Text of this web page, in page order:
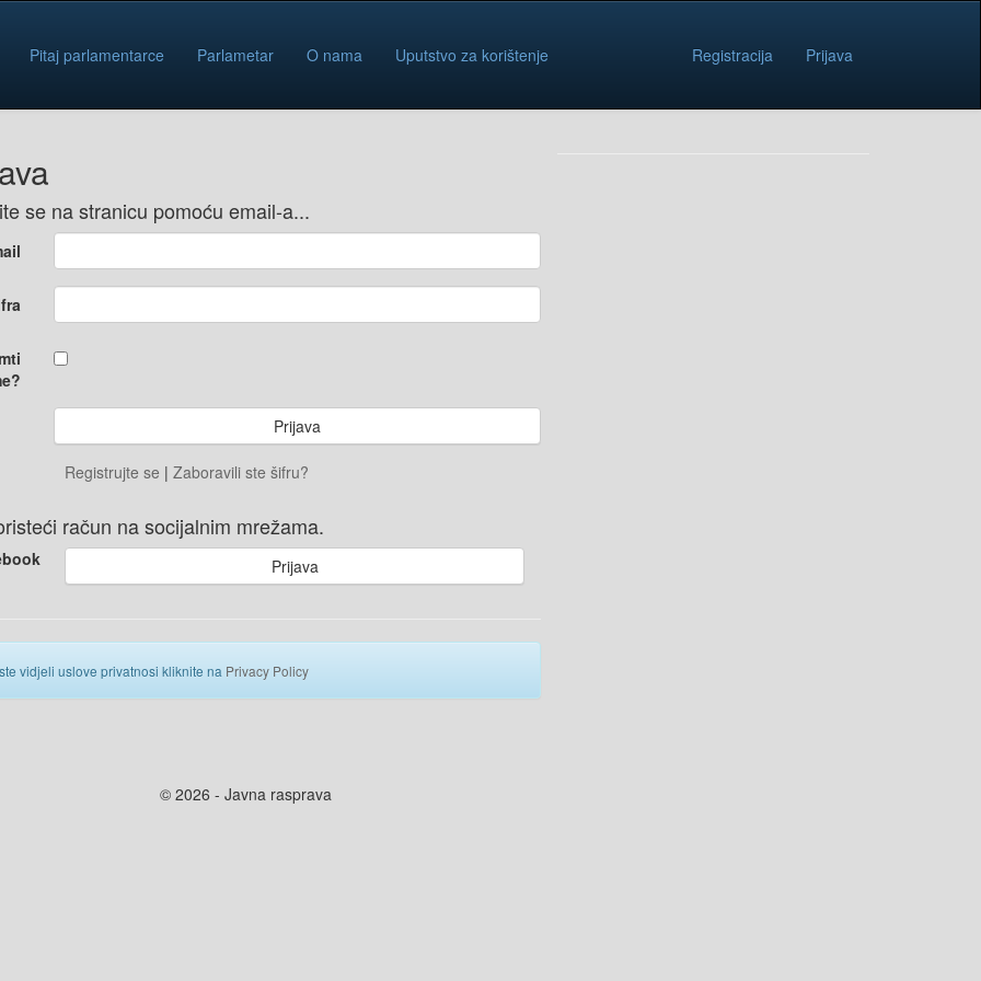
Pitaj parlamentarce Parlametar O nama Uputstvo za korištenje Registracija Prijava
se na stranicu pomoću email-a...
Registrujte se | Zaboravili ste šifru?
račun na socijalnim mrežama.
Prijava
vidjeli uslove privatnosi kliknite na Privacy Policy
© 2026 - Javna rasprava